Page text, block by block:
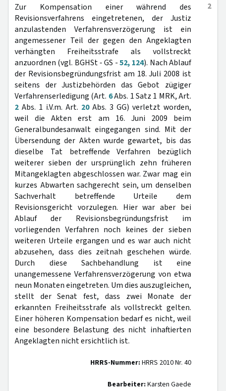
2
Zur Kompensation einer während des
Revisionsverfahrens eingetretenen, der Justiz
anzulastenden Verfahrensverzögerung ist ein
angemessener Teil der gegen den Angeklagten
verhängten Freiheitsstrafe als vollstreckt
anzuordnen (vgl. BGHSt - GS -52, 124). Nach Ablauf
der Revisionsbegründungsfrist am 18. Juli 2008 ist
seitens der Justizbehörden das Gebot zügiger
Verfahrenserledigung (Art. 6Abs. 1 Satz 1 MRK, Art.
2 Abs. 1 i.V.m. Art. 20Abs. 3 GG) verletzt worden,
weil die Akten erst am 16. Juni 2009 beim
Generalbundesanwalt eingegangen sind. Mit der
Übersendung der Akten wurde gewartet, bis das
dieselbe Tat betreffende Verfahren bezüglich
weiterer sieben der ursprünglich zehn früheren
Mitangeklagten abgeschlossen war. Zwar mag ein
kurzes Abwarten sachgerecht sein, um denselben
Sachverhalt betreffende Urteile dem
Revisionsgericht vorzulegen. Hier war aber bei
Ablauf der Revisionsbegründungsfrist im
vorliegenden Verfahren noch keines der sieben
weiteren Urteile ergangen und es war auch nicht
abzusehen, dass dies zeitnah geschehen würde.
Durch diese Sachbehandlung ist eine
unangemessene Verfahrensverzögerung von etwa
neun Monaten eingetreten. Um dies auszugleichen,
stellt der Senat fest, dass zwei Monate der
erkannten Freiheitsstrafe als vollstreckt gelten.
Einer höheren Kompensation bedarf es nicht, weil
eine besondere Belastung des nicht inhaftierten
Angeklagten nicht ersichtlich ist.
HRRS-Nummer: HRRS 2010 Nr. 40
Bearbeiter: Karsten Gaede